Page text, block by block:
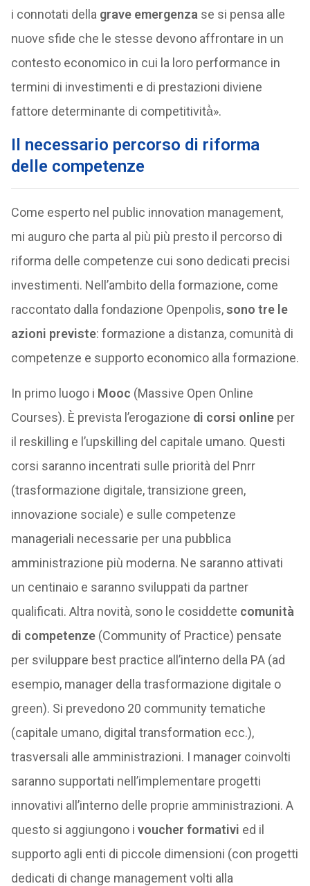
i connotati della grave emergenza se si pensa alle
nuove sfide che le stesse devono affrontare in un
contesto economico in cui la loro performance in
termini di investimenti e di prestazioni diviene
fattore determinante di competitività̀».
Il necessario percorso di riforma
delle competenze
Come esperto nel public innovation management,
mi auguro che parta al più più presto il percorso di
riforma delle competenze cui sono dedicati precisi
investimenti. Nell’ambito della formazione, come
raccontato dalla fondazione Openpolis,sono tre le
azioni previste: formazione a distanza, comunità di
competenze e supporto economico alla formazione.
In primo luogo i Mooc (Massive Open Online
Courses). È prevista l’erogazione di corsi onlineper
il reskilling e l’upskilling del capitale umano. Questi
corsi saranno incentrati sulle priorità del Pnrr
(trasformazione digitale, transizione green,
innovazione sociale) e sulle competenze
manageriali necessarie per una pubblica
amministrazione più moderna. Ne saranno attivati
un centinaio e saranno sviluppati da partner
qualificati. Altra novità, sono le cosiddette comunità
di competenze (Community of Practice) pensate
per sviluppare best practice all’interno della PA (ad
esempio, manager della trasformazione digitale o
green). Si prevedono 20 community tematiche
(capitale umano, digital transformation ecc.),
trasversali alle amministrazioni. I manager coinvolti
saranno supportati nell’implementare progetti
innovativi all’interno delle proprie amministrazioni. A
questo si aggiungono i voucher formativi ed il
supporto agli enti di piccole dimensioni (con progetti
dedicati di change management volti alla